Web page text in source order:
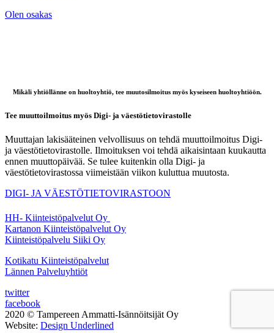
Olen osakas
Mikäli yhtiöllänne on huoltoyhtiö, tee muutosilmoitus myös kyseiseen huoltoyhtiöön.
Tee muuttoilmoitus myös Digi- ja väestötietovirastolle
Muuttajan lakisääteinen velvollisuus on tehdä muuttoilmoitus Digi-
ja väestötietovirastolle. Ilmoituksen voi tehdä aikaisintaan kuukautta
ennen muuttopäivää. Se tulee kuitenkin olla Digi- ja
väestötietovirastossa viimeistään viikon kuluttua muutosta.
DIGI- JA VÄESTÖTIETOVIRASTOON
HH- Kiinteistöpalvelut Oy
Kartanon Kiinteistöpalvelut Oy
Kiinteistöpalvelu Siiki Oy
Kotikatu Kiinteistöpalvelut
Lännen Palveluyhtiöt
twitter
facebook
2020 © Tampereen Ammatti-Isännöitsijät Oy
Website: Design Underlined